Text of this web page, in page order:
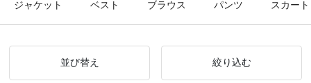
ジャケット ベスト ブラウス パンツ スカート
並び替え 絞り込む